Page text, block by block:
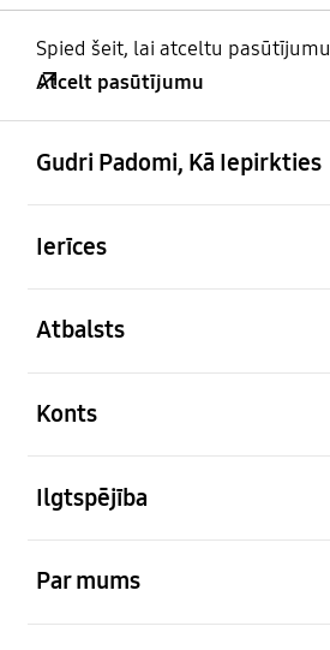
Spied šeit, lai atceltu pasūtījumu
Atcelt pasūtījumu
Gudri Padomi, Kā Iepirkties
Ierīces
Atbalsts
Konts
Ilgtspējība
Par mums